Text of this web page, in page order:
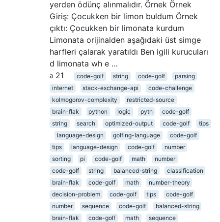
yerden ödünç alınmalıdır. Örnek Örnek
Giriş: Çocukken bir limon buldum Örnek
çıktı: Çocukken bir limonata kurdum
Limonata orijinalden aşağıdaki üst simge
harfleri çalarak yaratıldı Ben igili kurucuları
d limonata wh e …
21
code-golf string code-golf
parsing
internet
stack-exchange-api
code-challenge
kolmogorov-complexity
restricted-source
brain-flak
python logic pyth
code-golf
string
search optimized-output code-golf
tips
language-design
golfing-language
code-golf
tips
language-design code-golf
number
sorting
pi code-golf math
number
code-golf
string balanced-string
classification
brain-flak
code-golf math
number-theory
decision-problem
code-golf tips
code-golf
number
sequence code-golf
balanced-string
brain-flak
code-golf math
sequence